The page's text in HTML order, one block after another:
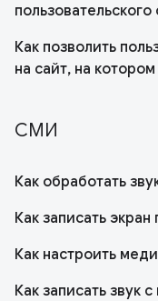
пользовательского
Как позволить
на сайт, на
СМИ
Как обработать
Как записать экран
Как настроить
Как записать звук